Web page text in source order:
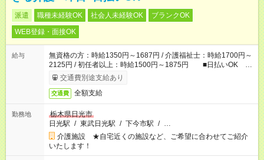
派遣 職種未経験OK 社会人未経験OK
ブランクOK
WEB登録・面接OK
給与
無資格の方：時給1350円～1687円 / 介護福祉士：時給1700円～
2125円 / 初任者以上：時給1500円～1875円 ■日払いOK ■
日収例：1万800円（時給1350円×8h）
交通費別途支給あり
交通費 全額支給
勤務地
栃木県日光市
日光駅 / 東武日光駅 / 下今市駅 / …
介護施設 ★自宅近くの施設など、ご希望に合わせてご紹介
いたします！